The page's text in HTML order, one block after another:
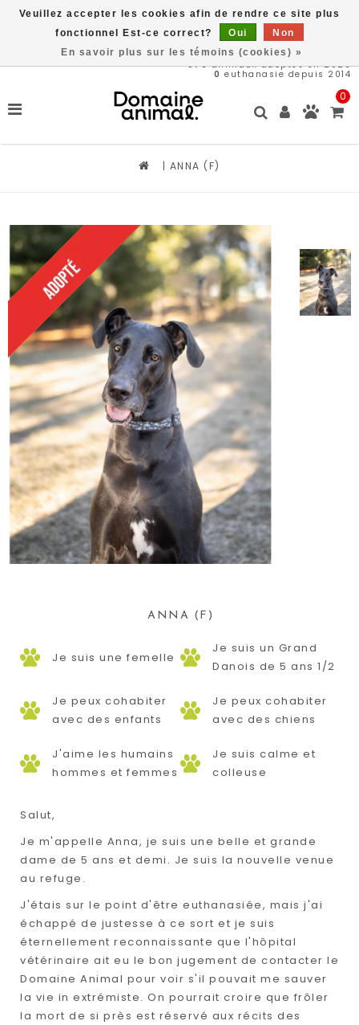
576animaux adoptés en 2026
0 euthanasie depuis 2014
0
| ANNA (F)
ANNA (F)
Je suis une femelle
Je suis un Grand
Danois de 5 ans 1/2
Je peux cohabiter
avec des enfants
Je peux cohabiter
avec des chiens
J'aime les humains
hommes et femmes
Je suis calme et
colleuse
Salut,
Je m'appelle Anna, je suis une belle et grande
dame de 5 ans et demi. Je suis la nouvelle venue
au refuge.
J'étais sur le point d'être euthanasiée, mais j'ai
échappé de justesse à ce sort et je suis
éternellement reconnaissante que l'hôpital
vétérinaire ait eu le bon jugement de contacter le
Domaine Animal pour voir s'il pouvait me sauver
la vie in extrémiste. On pourrait croire que frôler
la mort de si près est réservé aux récits des
Veuillez accepter les cookies afin de rendre ce site plus
fonctionnel Est-ce correct?
Oui
Non
En savoir plus sur les témoins (cookies) »
Livraison gratuite à partir de 89$*